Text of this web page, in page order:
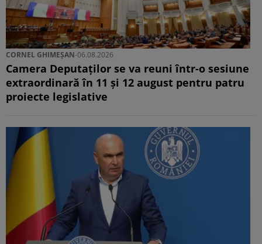
CORNEL GHIMEȘAN-06.08.2026
Camera Deputaților se va reuni într-o sesiune
extraordinară în 11 și 12 august pentru patru
proiecte legislative